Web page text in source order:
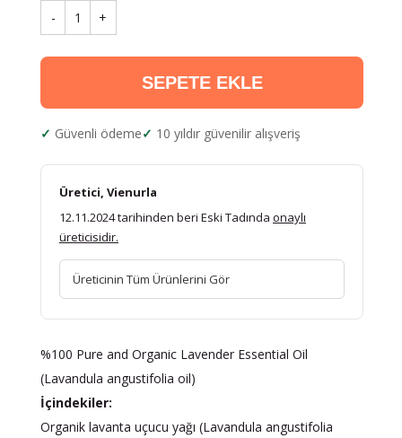
- 1 +
SEPETE EKLE
Güvenli ödeme 10 yıldır güvenilir alışveriş
Üretici, Vienurla
12.11.2024 tarihinden beri Eski Tadında onaylı
üreticisidir.
Üreticinin Tüm Ürünlerini Gör
%100 Pure and Organic Lavender Essential Oil
(Lavandula angustifolia oil)
İçindekiler:
Organik lavanta uçucu yağı (Lavandula angustifolia